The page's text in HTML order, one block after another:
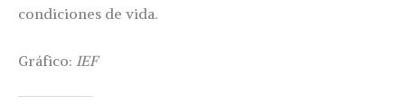
condiciones de vida.
Gráfico: IEF